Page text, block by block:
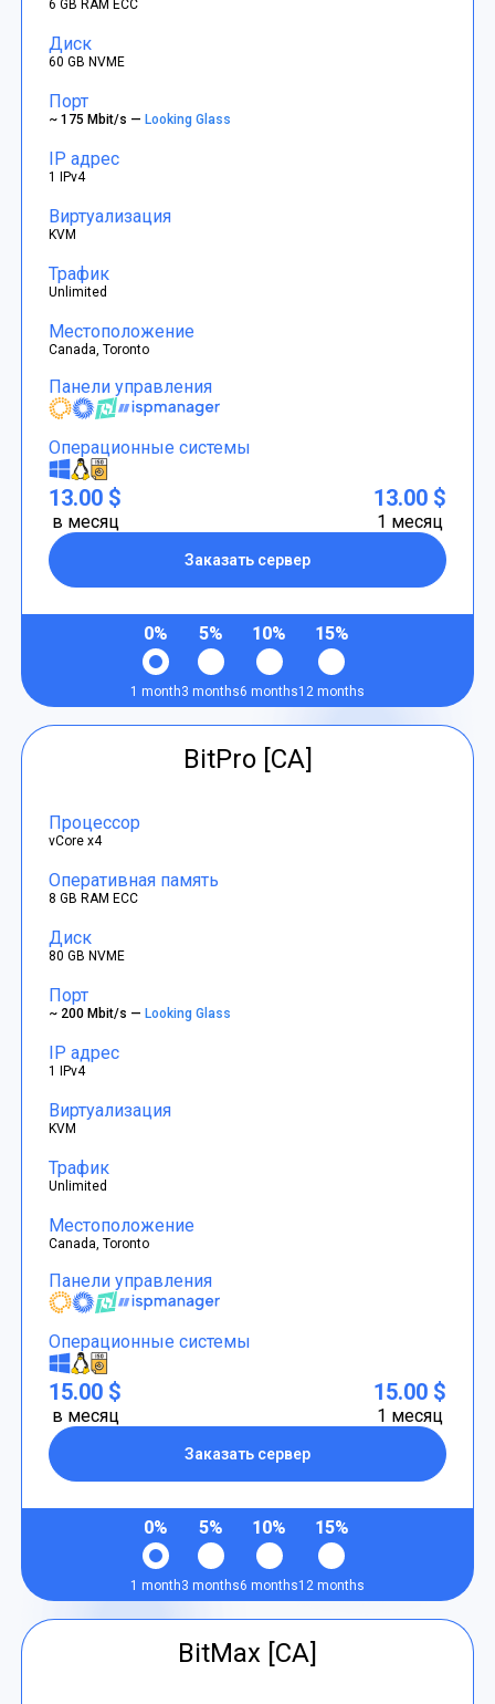
6 GB RAM ECC
Диск
60 GB NVME
Порт
~ 175 Mbit/s —Looking Glass
IP адрес
1 IPv4
Виртуализация
KVM
Трафик
Unlimited
Местоположение
Canada, Toronto
Панели управления
Операционные системы
13.00 $
в месяц
Заказать сервер
13.00 $
1 месяц
0%
1 month
5%
3 months
10%
6 months
15%
12 months
BitPro [CA]
Процессор
vCore x4
Оперативная память
8 GB RAM ECC
Диск
80 GB NVME
Порт
~ 200 Mbit/s —Looking Glass
IP адрес
1 IPv4
Виртуализация
KVM
Трафик
Unlimited
Местоположение
Canada, Toronto
Панели управления
Операционные системы
15.00 $
в месяц
Заказать сервер
15.00 $
1 месяц
0%
1 month
5%
3 months
10%
6 months
15%
12 months
BitMax [CA]